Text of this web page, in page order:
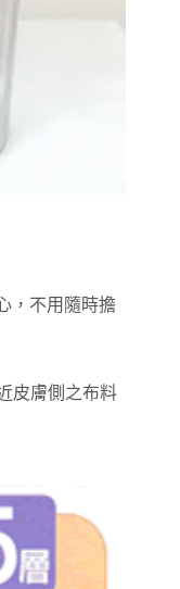
，不用隨時擔
皮膚側之布料